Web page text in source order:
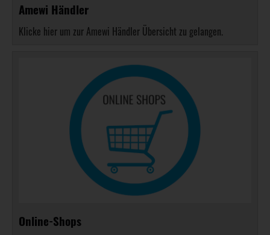
Amewi Händler
Klicke hier um zur Amewi Händler Übersicht zu gelangen.
Online-Shops